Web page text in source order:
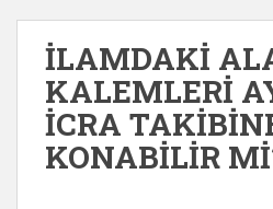
İLAMDAKİ
KALEMLERİ
İCRA
KONABİLİR